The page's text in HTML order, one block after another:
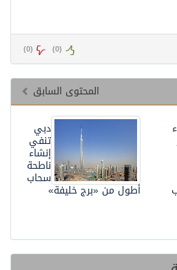
(
0
)
المحتوى السابق
تنفي
إنشاء
ناطحة
سحاب
أطول من «برج خليفة»